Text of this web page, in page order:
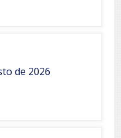
de 2026